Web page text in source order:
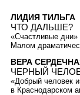
ЛИДИЯ ТИЛЬГА
ЧТО ДАЛЬШЕ?
«Счастливые
Малом
ВЕРА
ЧЕРНЫЙ
«Добрый человек
в Краснодарском